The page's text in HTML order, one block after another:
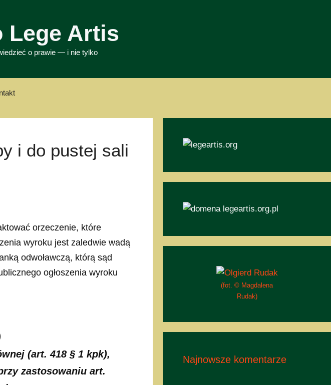
Lege Artis
o prawie — i nie tylko
i do pustej sali
orzeczenie, które
wyroku jest zaledwie wadą
odwoławczą, którą sąd
ogłoszenia wyroku
(art. 418 § 1 kpk),
zastosowaniu art.
(fot. © Magdalena
Rudak)
Najnowsze komentarze